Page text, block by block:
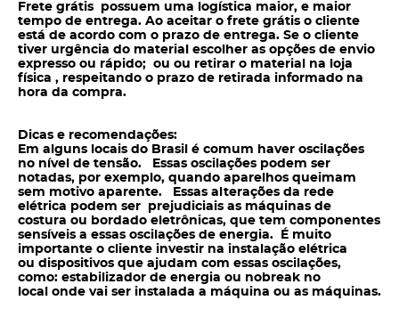
Frete grátis possuem uma logística maior, e maior
tempo de entrega. Ao aceitar o frete grátis o cliente
está de acordo com o prazo de entrega. Se o cliente
tiver urgência do material escolher as opções de envio
expresso ou rápido; ou ou retirar o material na loja
física , respeitando o prazo de retirada informado na
hora da compra.
Dicas e recomendações:
Em alguns locais do Brasil é comum haver oscilações
no nível de tensão. Essas oscilações podem ser
notadas, por exemplo, quando aparelhos queimam
sem motivo aparente. Essas alterações da rede
elétrica podem ser prejudiciais as máquinas de
costura ou bordado eletrônicas, que tem componentes
sensíveis a essas oscilações de energia. É muito
importante o cliente investir na instalação elétrica
ou dispositivos que ajudam com essas oscilações,
como: estabilizador de energia ou nobreak no
local onde vai ser instalada a máquina ou as máquinas.